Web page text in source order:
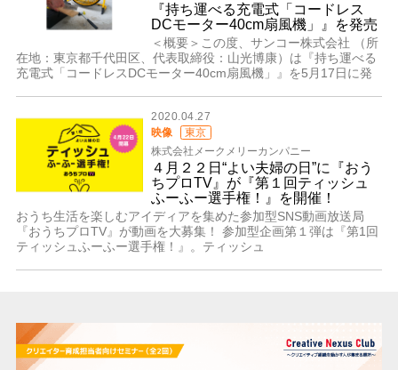
『持ち運べる充電式「コードレス
DCモーター40cm扇風機」』を発売
＜概要＞この度、サンコー株式会社 （所
在地：東京都千代田区、代表取締役：山光博康）は『持ち運べる
充電式「コードレスDCモーター40cm扇風機」』を5月17日に発
2020.04.27
映像
東京
株式会社メークメリーカンパニー
４月２２日“よい夫婦の日”に『おう
ちプロTV』が『第１回ティッシュ
ふーふー選手権！』を開催！
おうち生活を楽しむアイディアを集めた参加型SNS動画放送局
『おうちプロTV』が動画を大募集！ 参加型企画第１弾は『第1回
ティッシュふーふー選手権！』。ティッシュ